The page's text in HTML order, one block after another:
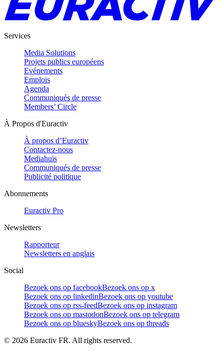
Services
Media Solutions
Projets publics européens
Evénements
Emplois
Agenda
Communiqués de presse
Members’ Circle
À Propos d'Euractiv
À propos d’Euractiv
Contactez-nous
Mediahuis
Communiqués de presse
Publicité politique
Abonnements
Euractiv Pro
Newsletters
Rapporteur
Newsletters en anglais
Social
Bezoek ons op facebookBezoek ons op x
Bezoek ons op linkedinBezoek ons op youtube
Bezoek ons op rss-feedBezoek ons op instagram
Bezoek ons op mastodonBezoek ons op telegram
Bezoek ons op blueskyBezoek ons op threads
© 2026 Euractiv FR. All rights reserved.